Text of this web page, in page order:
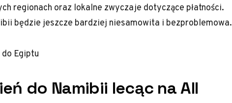
regionach oraz lokalne zwyczaje dotyczące płatności.
będzie jeszcze bardziej niesamowita i bezproblemowa.
Egiptu
do Namibii lecąc na All